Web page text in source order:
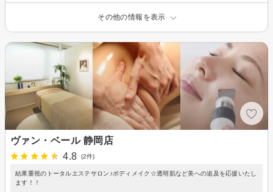
その他の情報を表示
ヴァン・ベール 静岡店
4.8
(2件)
結果重視のトータルエステサロン♪ボディメイク☆透明肌など美への追及を応援いたし
ます！！